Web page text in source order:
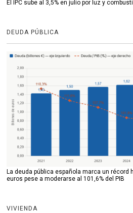
El IPC sube al 3,5% en julio por luz y
DEUDA PÚBLICA
La deuda pública española marca un récord
euros pese a moderarse al 101,6% del PIB
VIVIENDA